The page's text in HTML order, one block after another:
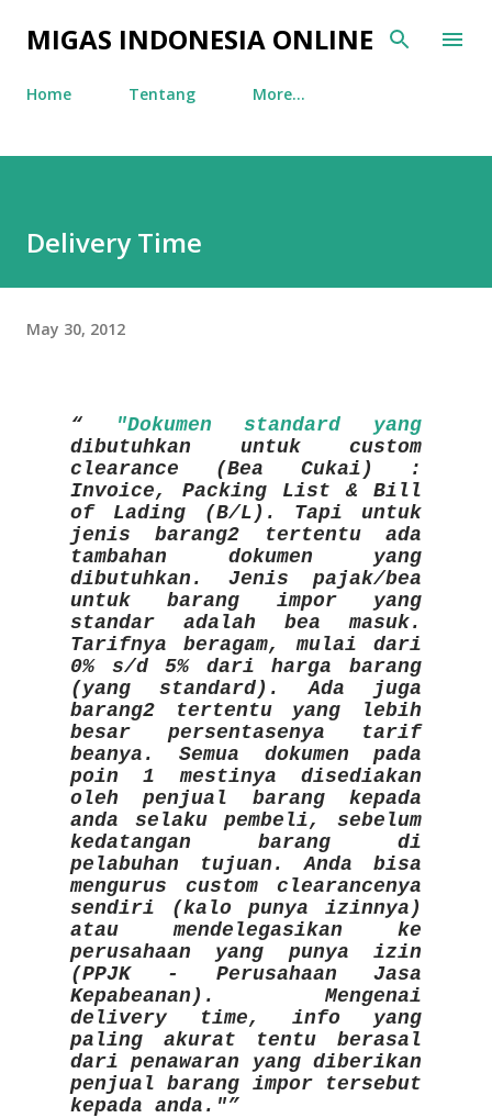
Skip to main content
MIGAS INDONESIA ONLINE
Home Tentang More…
Delivery Time
May 30, 2012
"Dokumen standard yang
dibutuhkan untuk custom
clearance (Bea Cukai) :
Invoice, Packing List & Bill
of Lading (B/L). Tapi untuk
jenis barang2 tertentu ada
tambahan dokumen yang
dibutuhkan. Jenis pajak/bea
untuk barang impor yang
standar adalah bea masuk.
Tarifnya beragam, mulai dari
0% s/d 5% dari harga barang
(yang standard). Ada juga
barang2 tertentu yang lebih
besar persentasenya tarif
beanya. Semua dokumen pada
poin 1 mestinya disediakan
oleh penjual barang kepada
anda selaku pembeli, sebelum
kedatangan barang di
pelabuhan tujuan. Anda bisa
mengurus custom clearancenya
sendiri (kalo punya izinnya)
atau mendelegasikan ke
perusahaan yang punya izin
(PPJK - Perusahaan Jasa
Kepabeanan). Mengenai
delivery time, info yang
paling akurat tentu berasal
dari penawaran yang diberikan
penjual barang impor tersebut
kepada anda."